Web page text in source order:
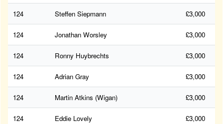
124 Steffen Siepmann £3,000
124 Jonathan Worsley £3,000
124 Ronny Huybrechts £3,000
124 Adrian Gray £3,000
124 Martin Atkins (Wigan) £3,000
124 Eddie Lovely £3,000